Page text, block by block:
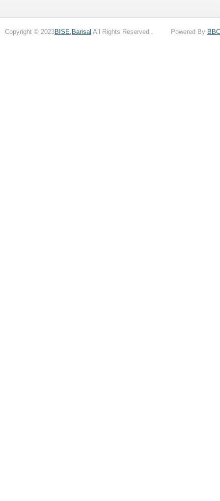
Copyright © 2023BISE,Barisal All Rights Reserved . Powered By